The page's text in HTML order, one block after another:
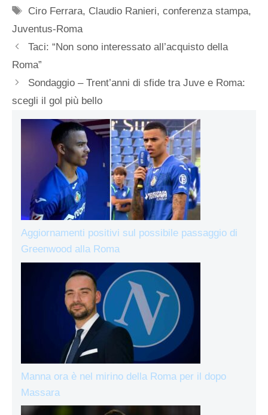
Tag
Ciro Ferrara, Claudio Ranieri,conferenza stampa,
Juventus-Roma
Taci: “Non sono interessato all’acquisto della
Roma”
Sondaggio – Trent’anni di sfide tra Juve e Roma:
scegli il gol più bello
Aggiornamenti positivi sul possibile passaggio di
Greenwood alla Roma
Manna ora è nel mirino della Roma per il dopo
Massara